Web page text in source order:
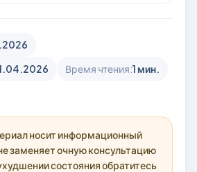
Время чтения:1 мин.
носит информационный
заменяет очную консультацию
состояния обратитесь